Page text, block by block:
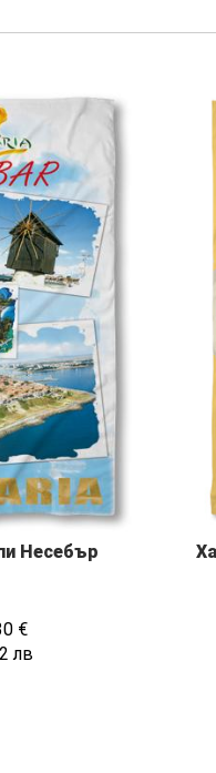
Несебър
€
лв